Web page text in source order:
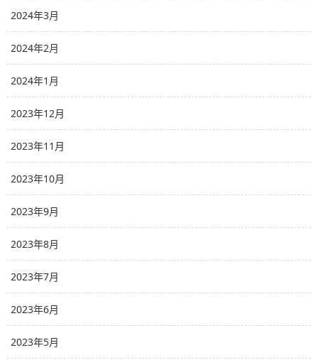
2024年3月
2024年2月
2024年1月
2023年12月
2023年11月
2023年10月
2023年9月
2023年8月
2023年7月
2023年6月
2023年5月